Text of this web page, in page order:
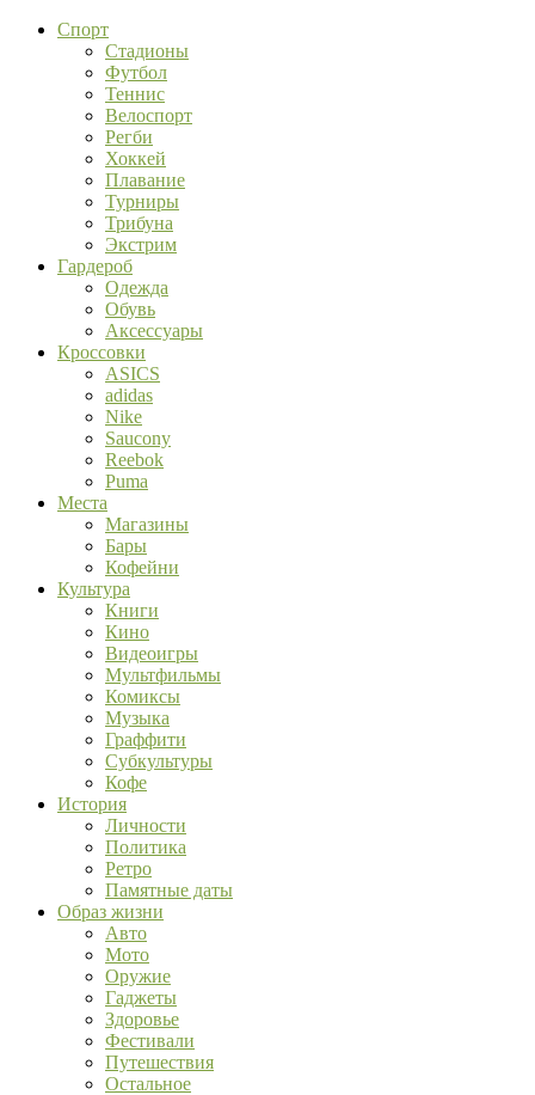
Спорт
Стадионы
Футбол
Теннис
Велоспорт
Регби
Хоккей
Плавание
Турниры
Трибуна
Экстрим
Гардероб
Одежда
Обувь
Аксессуары
Кроссовки
ASICS
adidas
Nike
Saucony
Reebok
Puma
Места
Магазины
Бары
Кофейни
Культура
Книги
Кино
Видеоигры
Мультфильмы
Комиксы
Музыка
Граффити
Субкультуры
Кофе
История
Личности
Политика
Ретро
Памятные даты
Образ жизни
Авто
Мото
Оружие
Гаджеты
Здоровье
Фестивали
Путешествия
Остальное